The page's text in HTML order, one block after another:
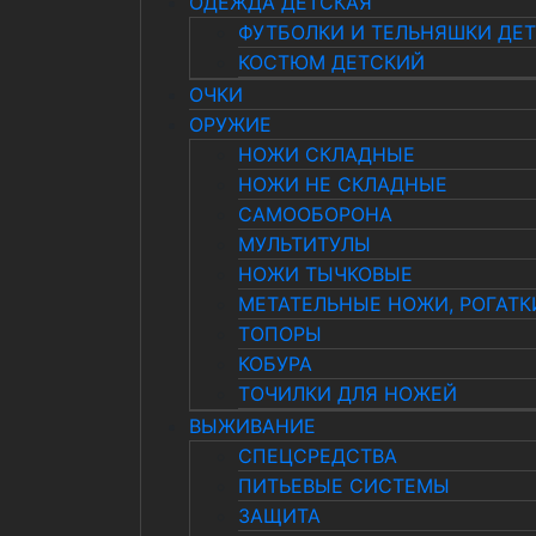
ФУТБОЛКИ И ТЕЛЬНЯШКИ
КОСТЮМ ДЕТСКИЙ
ОЧКИ
ОРУЖИЕ
НОЖИ СКЛАДНЫЕ
НОЖИ НЕ СКЛАДНЫЕ
САМООБОРОНА
МУЛЬТИТУЛЫ
НОЖИ ТЫЧКОВЫЕ
МЕТАТЕЛЬНЫЕ НОЖИ,
ТОПОРЫ
КОБУРА
ТОЧИЛКИ ДЛЯ НОЖЕЙ
ВЫЖИВАНИЕ
СПЕЦСРЕДСТВА
ПИТЬЕВЫЕ СИСТЕМЫ
ЗАЩИТА